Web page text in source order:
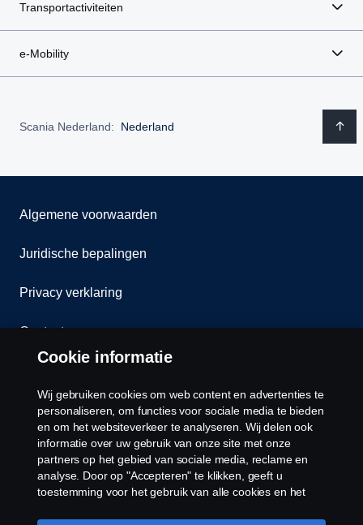
Transportactiviteiten
e-Mobility
Scania Nederland: Nederland
Algemene voorwaarden
Juridische bepalingen
Privacy verklaring
Contact
Cookiebeleid
Cookies
Cookie informatie
Wij gebruiken cookies om web content en advertenties te
personaliseren, om functies voor sociale media te bieden
en om het websiteverkeer te analyseren. Wij delen ook
informatie over uw gebruik van onze site met onze
partners op het gebied van sociale media, reclame en
analyse. Door op "Accepteren" te klikken, geeft u
toestemming voor het gebruik van alle cookies en het